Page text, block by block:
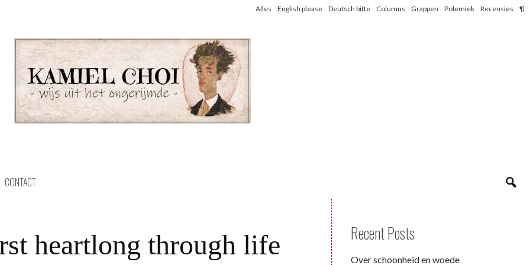
Alles English please Deutsch bitte Columns Grappen Polemiek Recensies ¶
CONTACT
heartlong through life Recent Posts
Over schoonheid en woede